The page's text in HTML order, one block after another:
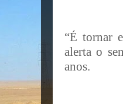
“É tornar
alerta o
anos.